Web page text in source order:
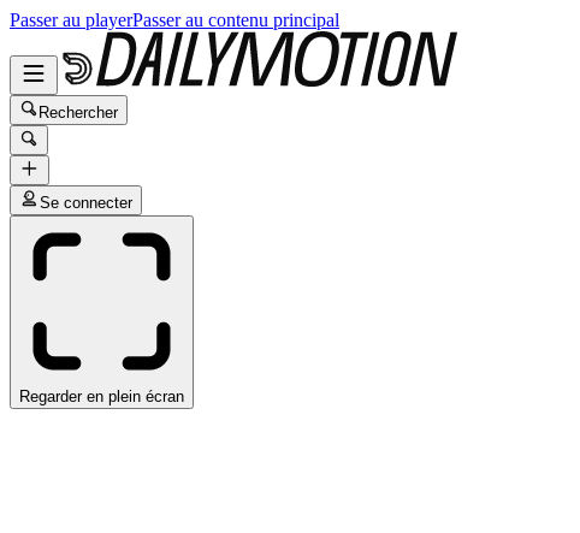
Passer au playerPasser au contenu principal
Rechercher
Se connecter
Regarder en plein écran